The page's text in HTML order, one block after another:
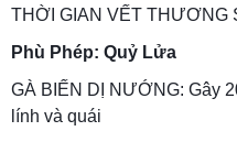
THỜI GIAN VẾT THƯƠNG
Phù Phép: Quỷ Lửa
GÀ BIẾN DỊ NƯỚNG: Gây
lính và quái